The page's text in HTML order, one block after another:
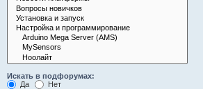
Искать в подфорумах:
Да
Нет